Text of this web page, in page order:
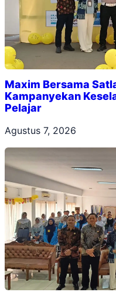
Maxim Bersama
Kampanyekan
Pelajar
Agustus 7, 2026